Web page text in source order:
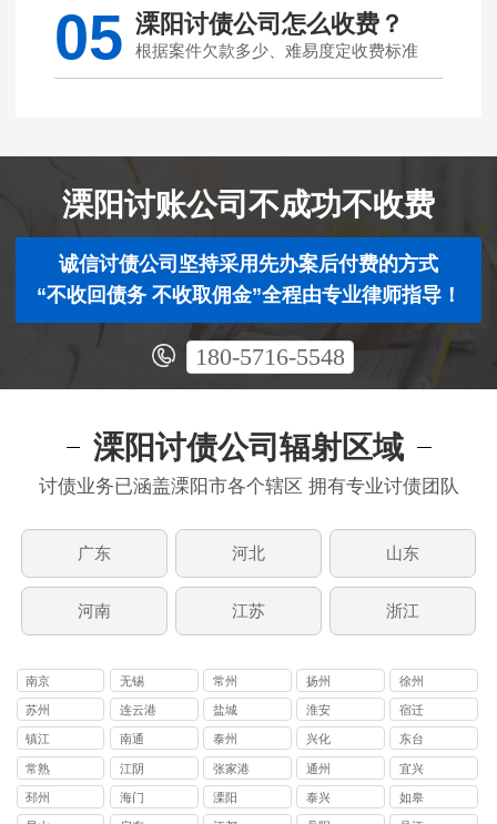
05 溧阳讨债公司怎么收费？
根据案件欠款多少、难易度定收费标准
溧阳讨账公司不成功不收费
诚信讨债公司坚持采用先办案后付费的方式
“不收回债务 不收取佣金”全程由专业律师指导！
180-5716-5548
溧阳讨债公司辐射区域
讨债业务已涵盖溧阳市各个辖区 拥有专业讨债团队
广东 河北 山东
河南 江苏 浙江
南京 无锡 常州 扬州 徐州
苏州 连云港 盐城 淮安 宿迁
镇江 南通 泰州 兴化 东台
常熟 江阴 张家港 通州 宜兴
邳州 海门 溧阳 泰兴 如皋